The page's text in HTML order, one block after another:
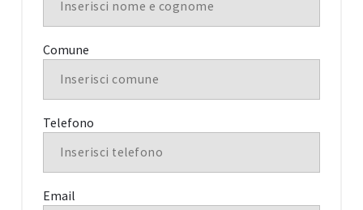
Comune
Telefono
Email